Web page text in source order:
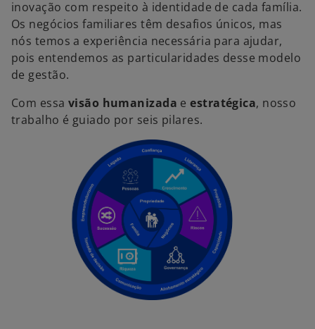
inovação com respeito à identidade de cada família.
Os negócios familiares têm desafios únicos, mas
nós temos a experiência necessária para ajudar,
pois entendemos as particularidades desse modelo
de gestão.
Com essa visão humanizada e estratégica, nosso
trabalho é guiado por seis pilares.